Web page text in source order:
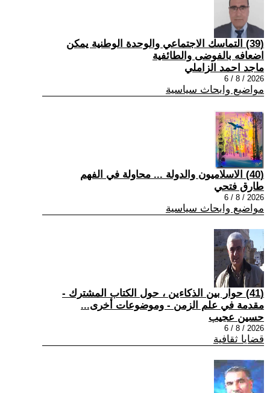
(39) التماسك الاجتماعي والوحدة الوطنية يمكن
اضعافه بالفوضى والطائفية
ماجد احمد الزاملي
2026 / 8 / 6
مواضيع وابحاث سياسية
(40) الاسلاميون والدولة ... محاولة في الفهم
طارق فتحي
2026 / 8 / 6
مواضيع وابحاث سياسية
(41) حوار بين الذكاءين ، حول الكتاب المشترك -
مقدمة في علم الزمن - وموضوعات أخرى...
حسين عجيب
2026 / 8 / 6
قضايا ثقافية